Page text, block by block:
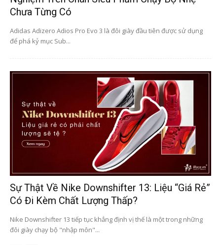
Chưa Từng Có
Adidas Adizero Adios Pro Evo 3 là đôi giày đầu tiên được sử dụng
để phá kỷ mục Sub...
Sự Thật Về Nike Downshifter 13: Liệu “giá Rẻ”
Có Đi Kèm Chất Lượng Thấp?
Nike Downshifter 13 tiếp tục khẳng định vị thế là một trong những
đôi giày chạy bộ "nhập môn"...